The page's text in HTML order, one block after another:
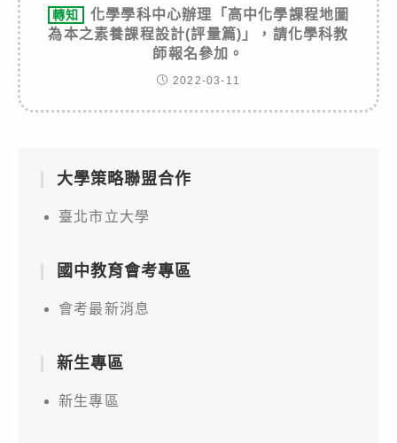
轉知
化學學科中心辦理「高中化學課程地圖
為本之素養課程設計(評量篇)」，請化學科教
師報名參加。
2022-03-11
大學策略聯盟合作
臺北市立大學
國中教育會考專區
會考最新消息
新生專區
新生專區